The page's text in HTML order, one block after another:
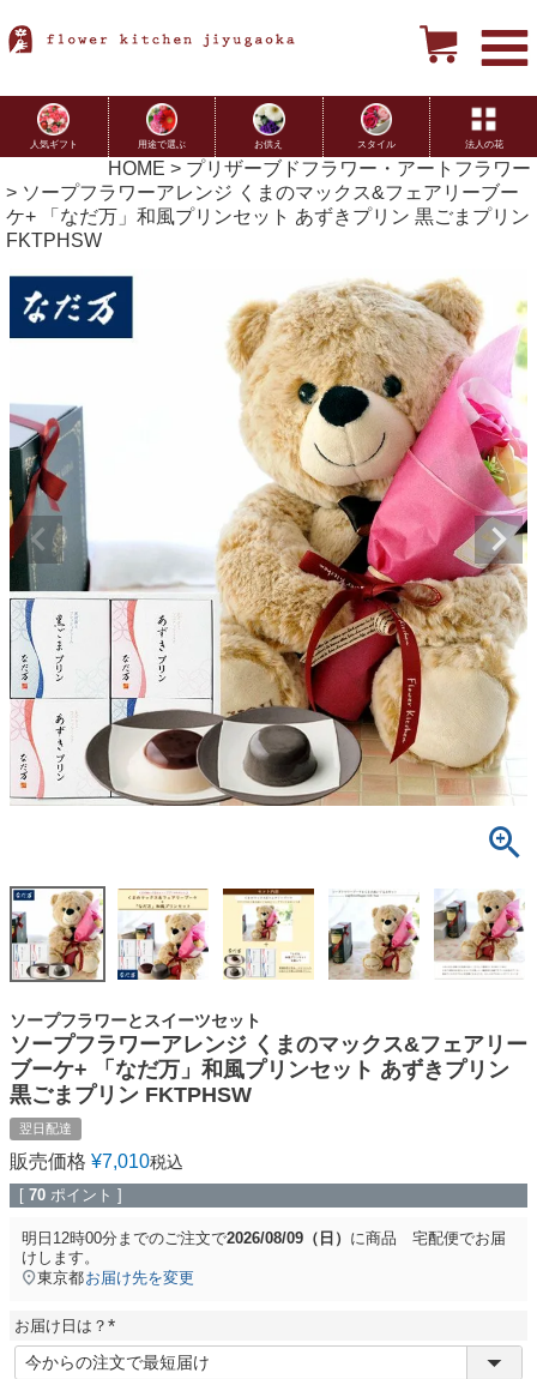
人気ギフト 用途で選ぶ お供え スタイル 法人の花
HOME
プリザーブドフラワー・アートフラワー
ソープフラワーアレンジ くまのマックス&フェアリーブー
ケ+ 「なだ万」和風プリンセット あずきプリン 黒ごまプリン
FKTPHSW
ソープフラワーとスイーツセット
ソープフラワーアレンジ くまのマックス&フェアリー
ブーケ+ 「なだ万」和風プリンセット あずきプリン
黒ごまプリン FKTPHSW
翌日配達
販売価格 ¥7,010税込
70 ポイント ]
明日 12時00分 までのご注文で2026/08/09（日） に商品 宅配便でお届
けします。
東京都お届け先を変更
お届け日は？
(
必